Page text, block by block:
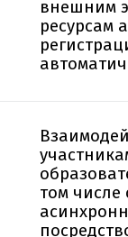
внешним
ресурсам
том